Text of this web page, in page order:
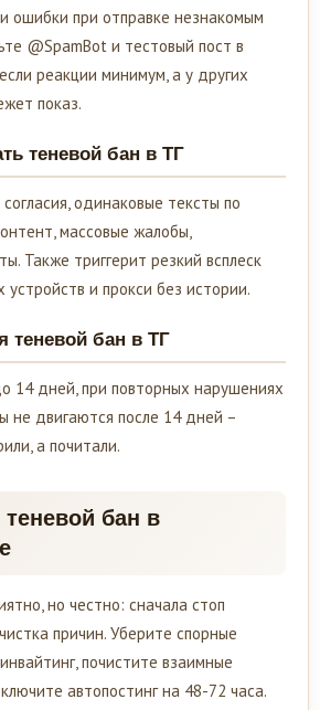
ошибки при отправке незнакомым
@SpamBot и тестовый пост в
реакции минимум, а у других
показ.
теневой бан в ТГ
одинаковые тексты по
массовые жалобы,
Также триггерит резкий всплеск
устройств и прокси без истории.
теневой бан в ТГ
14 дней, при повторных нарушениях
не двигаются после 14 дней –
а почитали.
теневой бан в
но честно: сначала стоп
причин. Уберите спорные
почистите взаимные
автопостинг на 48-72 часа.